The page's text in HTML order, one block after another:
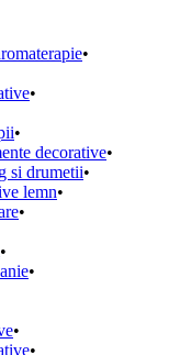
decorative
si drumetii
lemn